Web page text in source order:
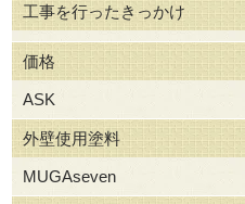
工事を行ったきっかけ
価格
ASK
外壁使用塗料
MUGAseven